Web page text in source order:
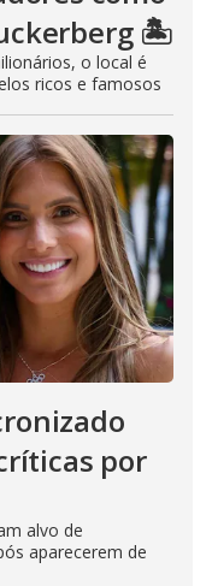
🏝️
o local é
ricos e famosos
por
alvo de
aparecerem de